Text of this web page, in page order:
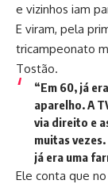
e vizinhos iam
E viram, pela
tricampeonato
Tostão.
“Em 60, já
aparelho. A
via direito e
muitas
já era uma
Ele conta que